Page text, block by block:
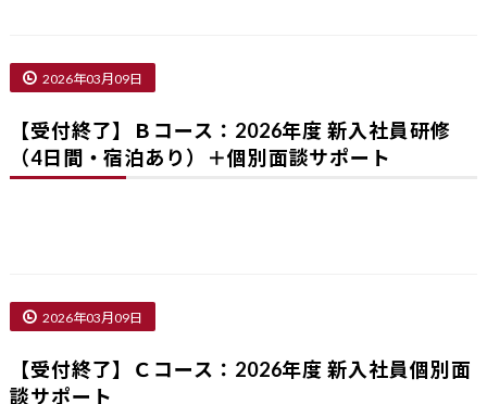
2026年03月09日
【受付終了】Ｂコース：2026年度 新入社員研修
（4日間・宿泊あり）＋個別面談サポート
2026年03月09日
【受付終了】Ｃコース：2026年度 新入社員個別面
談サポート